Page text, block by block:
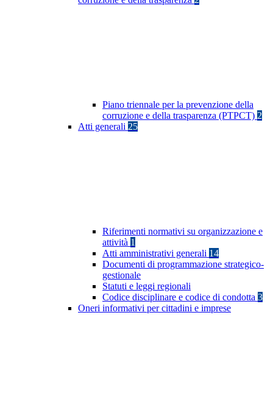
Piano triennale per la prevenzione della
corruzione e della trasparenza (PTPCT) 2
Atti generali 25
Riferimenti normativi su organizzazione e
attività 1
Atti amministrativi generali 14
Documenti di programmazione strategico-
gestionale
Statuti e leggi regionali
Codice disciplinare e codice di condotta 3
Oneri informativi per cittadini e imprese